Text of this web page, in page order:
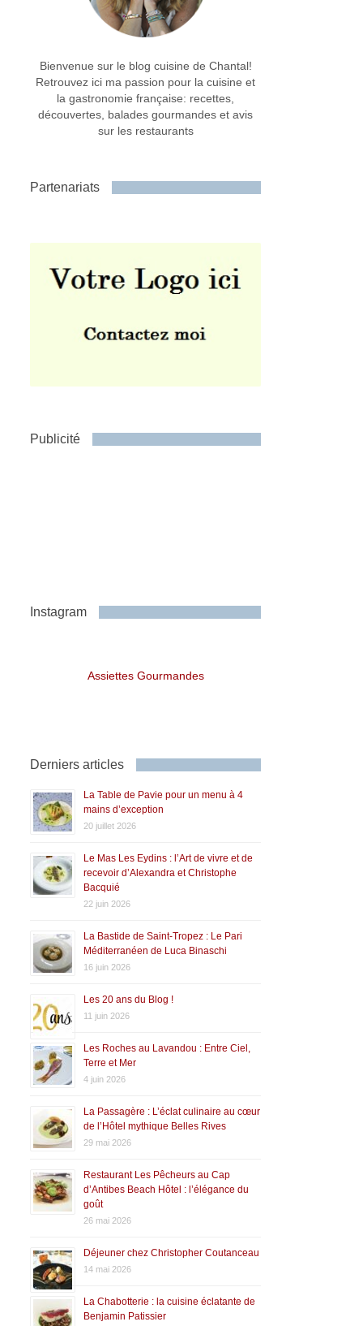
Bienvenue sur le blog cuisine de Chantal!
Retrouvez ici ma passion pour la cuisine et
la gastronomie française: recettes,
découvertes, balades gourmandes et avis
sur les restaurants
Partenariats
Publicité
Instagram
Assiettes Gourmandes
Derniers articles
La Table de Pavie pour un menu à 4
mains d’exception
20 juillet 2026
Le Mas Les Eydins : l’Art de vivre et de
recevoir d’Alexandra et Christophe
Bacquié
22 juin 2026
La Bastide de Saint-Tropez : Le Pari
Méditerranéen de Luca Binaschi
16 juin 2026
Les 20 ans du Blog !
11 juin 2026
Les Roches au Lavandou : Entre Ciel,
Terre et Mer
4 juin 2026
La Passagère : L’éclat culinaire au cœur
de l’Hôtel mythique Belles Rives
29 mai 2026
Restaurant Les Pêcheurs au Cap
d’Antibes Beach Hôtel : l’élégance du
goût
26 mai 2026
Déjeuner chez Christopher Coutanceau
14 mai 2026
La Chabotterie : la cuisine éclatante de
Benjamin Patissier